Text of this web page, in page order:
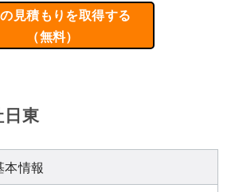
見積もりを取得する
（無料）
東
情報